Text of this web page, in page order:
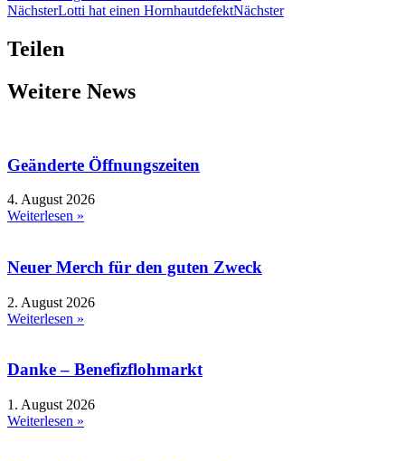
NächsterLotti hat einen HornhautdefektNächster
Teilen
Weitere News
Geänderte Öffnungszeiten
4. August 2026
Weiterlesen »
Neuer Merch für den guten Zweck
2. August 2026
Weiterlesen »
Danke – Benefizflohmarkt
1. August 2026
Weiterlesen »